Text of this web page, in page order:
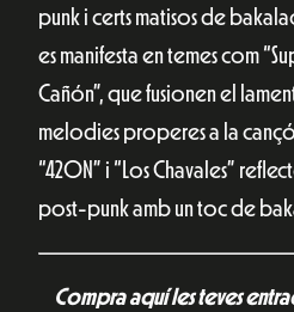
punk i certs matisos de
es manifesta en temes com
Cañón”, que fusionen el
melodies properes a la
“420N” i “Los Chavales”
post-punk amb un toc de
Compra aquí les teves